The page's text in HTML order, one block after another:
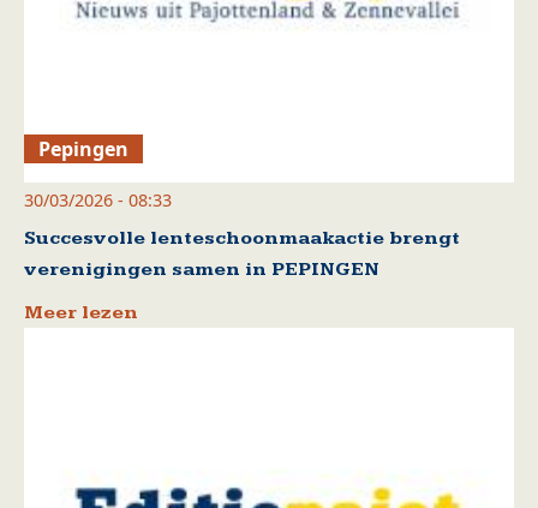
Pepingen
30/03/2026 - 08:33
Succesvolle lenteschoonmaakactie brengt
verenigingen samen in PEPINGEN
Meer lezen